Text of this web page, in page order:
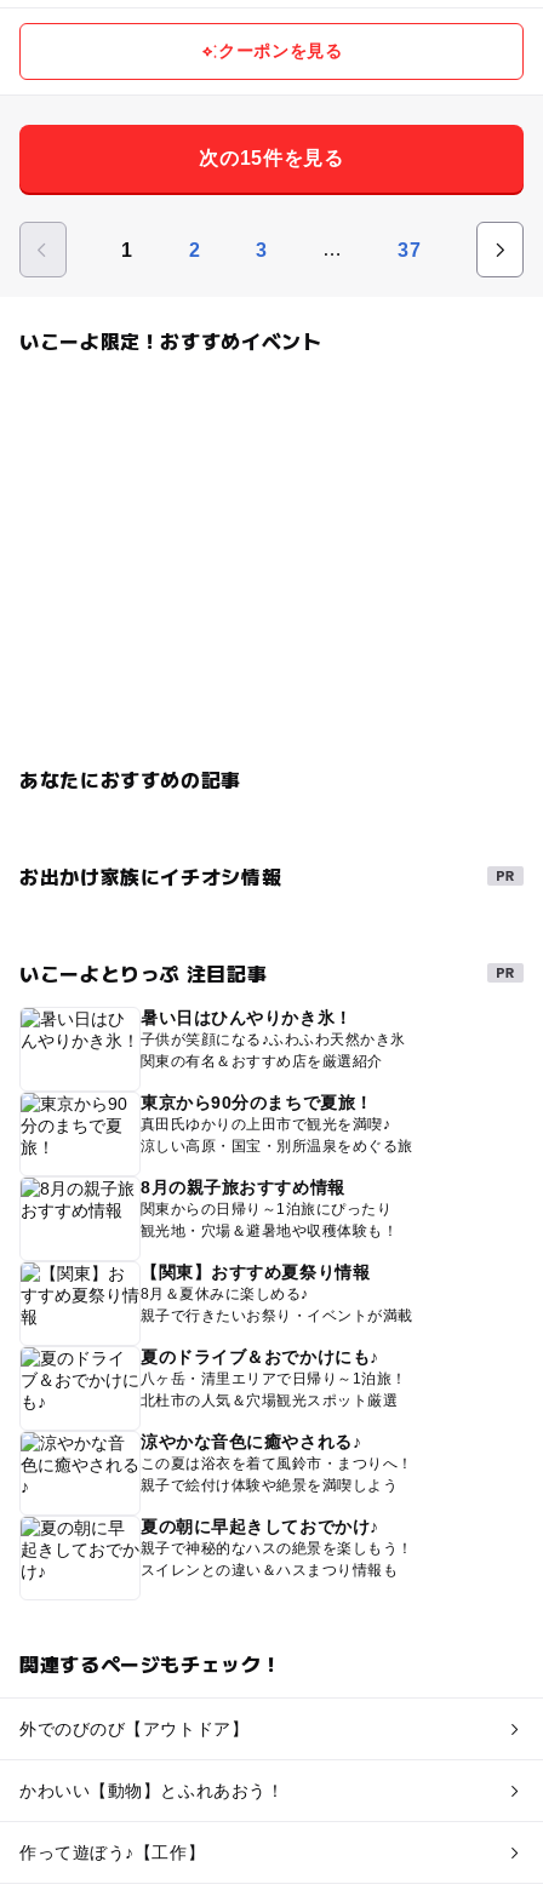
クーポンを見る
次の15件を見る
1 2 3 … 37
いこーよ限定！おすすめイベント
あなたにおすすめの記事
お出かけ家族にイチオシ情報
いこーよとりっぷ 注目記事
暑い日はひんやりかき氷！
子供が笑顔になる♪ふわふわ天然かき氷
関東の有名＆おすすめ店を厳選紹介
東京から90分のまちで夏旅！
真田氏ゆかりの上田市で観光を満喫♪
涼しい高原・国宝・別所温泉をめぐる旅
8月の親子旅おすすめ情報
関東からの日帰り～1泊旅にぴったり
観光地・穴場＆避暑地や収穫体験も！
【関東】おすすめ夏祭り情報
8月＆夏休みに楽しめる♪
親子で行きたいお祭り・イベントが満載
夏のドライブ＆おでかけにも♪
八ヶ岳・清里エリアで日帰り～1泊旅！
北杜市の人気＆穴場観光スポット厳選
涼やかな音色に癒やされる♪
この夏は浴衣を着て風鈴市・まつりへ！
親子で絵付け体験や絶景を満喫しよう
夏の朝に早起きしておでかけ♪
親子で神秘的なハスの絶景を楽しもう！
スイレンとの違い＆ハスまつり情報も
関連するページもチェック！
外でのびのび【アウトドア】
かわいい【動物】とふれあおう！
作って遊ぼう♪【工作】